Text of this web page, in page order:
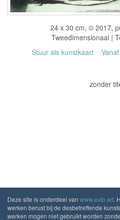
24 x 30 cm, © 2017,
Tweedimensionaal |
Stuur als kunstkaart
zonder
Deze site is onderdeel van www.exto.art.
werken berust bij de desbetreffende
werken mogen niet gebruikt worden